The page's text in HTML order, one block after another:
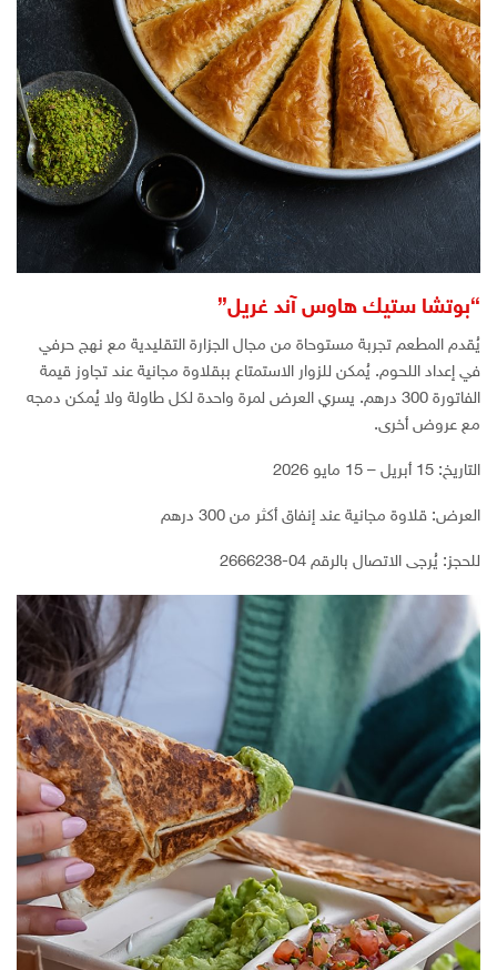
“بوتشا ستيك هاوس آند غريل”
يُقدم المطعم تجربة مستوحاة من مجال الجزارة التقليدية مع نهج حرفي
في إعداد اللحوم. يُمكن للزوار الاستمتاع ببقلاوة مجانية عند تجاوز قيمة
الفاتورة 300 درهم. يسري العرض لمرة واحدة لكل طاولة ولا يُمكن دمجه
مع عروض أخرى.
التاريخ: 15 أبريل – 15 مايو 2026
العرض: قلاوة مجانية عند إنفاق أكثر من 300 درهم
للحجز: يُرجى الاتصال بالرقم 04-2666238